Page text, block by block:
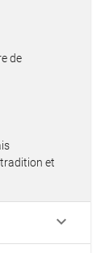
de
et
keyboard_arrow_down